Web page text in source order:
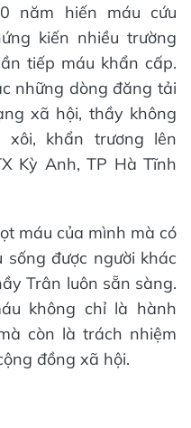
năm hiến máu cứu
kiến nhiều trường
tiếp máu khẩn cấp.
những dòng đăng tải
xã hội, thầy không
khẩn trương lên
Kỳ Anh, TP Hà Tĩnh
máu của mình mà có
được người khác
Trân luôn sẵn sàng.
không chỉ là hành
còn là trách nhiệm
đồng xã hội.